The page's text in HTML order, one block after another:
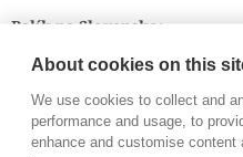
Balík na Slovensko:
About cookies on this
We use cookies to collect and
performance and usage, to
enhance and customise content